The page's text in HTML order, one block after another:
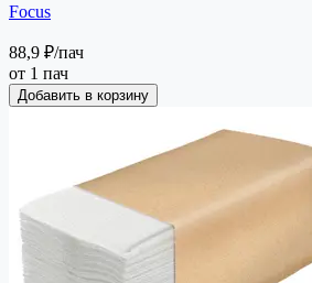
Focus
88,9 ₽/пач
от 1 пач
Добавить в корзину